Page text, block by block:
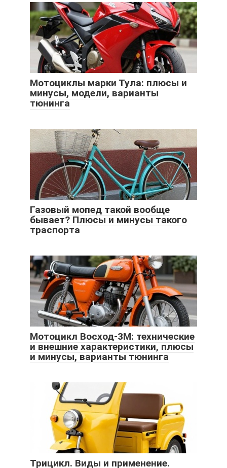
Мотоциклы марки Тула: плюсы и
минусы, модели, варианты
тюнинга
Газовый мопед такой вообще
бывает? Плюсы и минусы такого
траспорта
Мотоцикл Восход-3М: технические
и внешние характеристики, плюсы
и минусы, варианты тюнинга
Трицикл. Виды и применение.